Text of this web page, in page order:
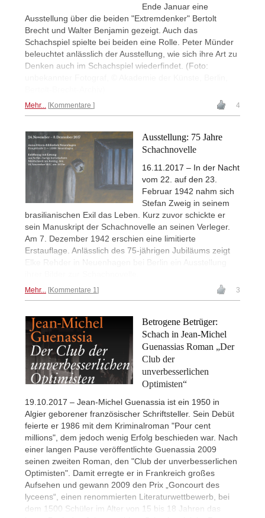
Ende Januar eine
Ausstellung über die beiden "Extremdenker" Bertolt
Brecht und Walter Benjamin gezeigt. Auch das
Schachspiel spielte bei beiden eine Rolle. Peter Münder
beleuchtet anlässlich der Ausstellung, wie sich ihre Art zu
Denken auch im Schachspiel wiederfindet. (Foto:
Mehr... Kommentare 4
Ausstellung: 75 Jahre
Schachnovelle
16.11.2017 – In der Nacht
vom 22. auf den 23.
Februar 1942 nahm sich
Stefan Zweig in seinem
brasilianischen Exil das Leben. Kurz zuvor schickte er
sein Manuskript der Schachnovelle an seinen Verleger.
Am 7. Dezember 1942 erschien eine limitierte
Erstauflage. Anlässlich des 75-jährigen Jubiläums zeigt
Elke Rehder in Neuenhagen bei Berlin ein Ausstellung
Mehr... Kommentare 1 3
Betrogene Betrüger:
Schach in Jean-Michel
Guenassias Roman „Der
Club der
unverbesserlichen
Optimisten“
19.10.2017 – Jean-Michel Guenassia ist ein 1950 in
Algier geborener französischer Schriftsteller. Sein Debüt
feierte er 1986 mit dem Kriminalroman "Pour cent
millions", dem jedoch wenig Erfolg beschieden war. Nach
einer langen Pause veröffentlichte Guenassia 2009
seinen zweiten Roman, den "Club der unverbesserlichen
Optimisten". Damit erregte er in Frankreich großes
Aufsehen und gewann 2009 den Prix „Goncourt des
lyceens“, einen renommierten Literaturwettbewerb, bei
dem 1500 Schüler im Alter von 15 bis 18 Jahren das